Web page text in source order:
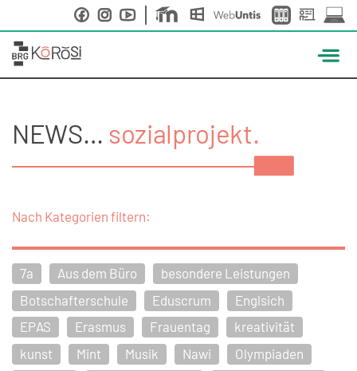
to
content
NEWS… sozialprojekt.
Nach Kategorien filtern:
7a Aus dem Büro
besondere Leistungen
Botschafterschule
Eduscrum
Englsich
EPAS
Erasmus Frauentag
kreativität
kunst
Mint Musik Nawi
Olympiaden